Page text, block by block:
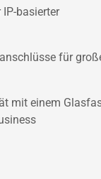
basierter
für
mit einem